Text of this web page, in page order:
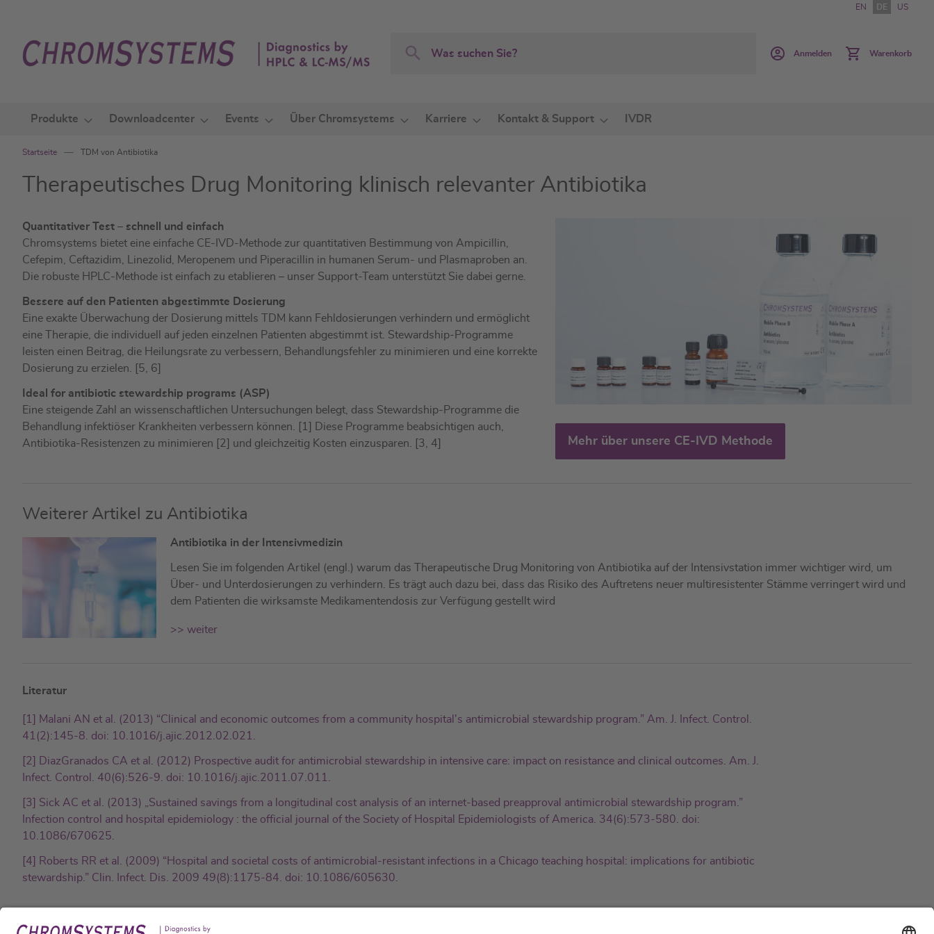
springen
EN DE US
Search
Anmelden Warenkorb
Produkte Downloadcenter Events Über Chromsystems Karriere Kontakt & Support IVDR
Startseite TDM von Antibiotika
Therapeutisches Drug Monitoring klinisch relevanter Antibiotika
Quantitativer Test – schnell und einfach
Chromsystems bietet eine einfache CE-IVD-Methode zur quantitativen Bestimmung von Ampicillin,
Cefepim, Ceftazidim, Linezolid, Meropenem und Piperacillin in humanen Serum- und Plasmaproben an.
Die robuste HPLC-Methode ist einfach zu etablieren – unser Support-Team unterstützt Sie dabei gerne.
Bessere auf den Patienten abgestimmte Dosierung
Eine exakte Überwachung der Dosierung mittels TDM kann Fehldosierungen verhindern und ermöglicht
eine Therapie, die individuell auf jeden einzelnen Patienten abgestimmt ist. Stewardship-Programme
leisten einen Beitrag, die Heilungsrate zu verbessern, Behandlungsfehler zu minimieren und eine korrekte
Dosierung zu erzielen. [5, 6]
Ideal for antibiotic stewardship programs (ASP)
Eine steigende Zahl an wissenschaftlichen Untersuchungen belegt, dass Stewardship-Programme die
Behandlung infektiöser Krankheiten verbessern können. [1] Diese Programme beabsichtigen auch,
Antibiotika-Resistenzen zu minimieren [2] und gleichzeitig Kosten einzusparen. [3, 4]
Mehr über unsere CE-IVD Methode
Weiterer Artikel zu Antibiotika
Antibiotika in der Intensivmedizin
Lesen Sie im folgenden Artikel (engl.) warum das Therapeutische Drug Monitoring von Antibiotika auf der Intensivstation immer wichtiger wird, um
Über- und Unterdosierungen zu verhindern. Es trägt auch dazu bei, dass das Risiko des Auftretens neuer multiresistenter Stämme verringert wird und
dem Patienten die wirksamste Medikamentendosis zur Verfügung gestellt wird
>> weiter
Literatur
[1] Malani AN et al. (2013) “Clinical and economic outcomes from a community hospital's antimicrobial stewardship program.” Am. J. Infect. Control.
41(2):145-8. doi: 10.1016/j.ajic.2012.02.021.
[2] DiazGranados CA et al. (2012) Prospective audit for antimicrobial stewardship in intensive care: impact on resistance and clinical outcomes. Am. J.
Infect. Control. 40(6):526-9. doi: 10.1016/j.ajic.2011.07.011.
[3] Sick AC et al. (2013) „Sustained savings from a longitudinal cost analysis of an internet-based preapproval antimicrobial stewardship program.”
Infection control and hospital epidemiology : the official journal of the Society of Hospital Epidemiologists of America. 34(6):573-580. doi:
10.1086/670625.
[4] Roberts RR et al. (2009) “Hospital and societal costs of antimicrobial-resistant infections in a Chicago teaching hospital: implications for antibiotic
stewardship.” Clin. Infect. Dis. 2009 49(8):1175-84. doi: 10.1086/605630.